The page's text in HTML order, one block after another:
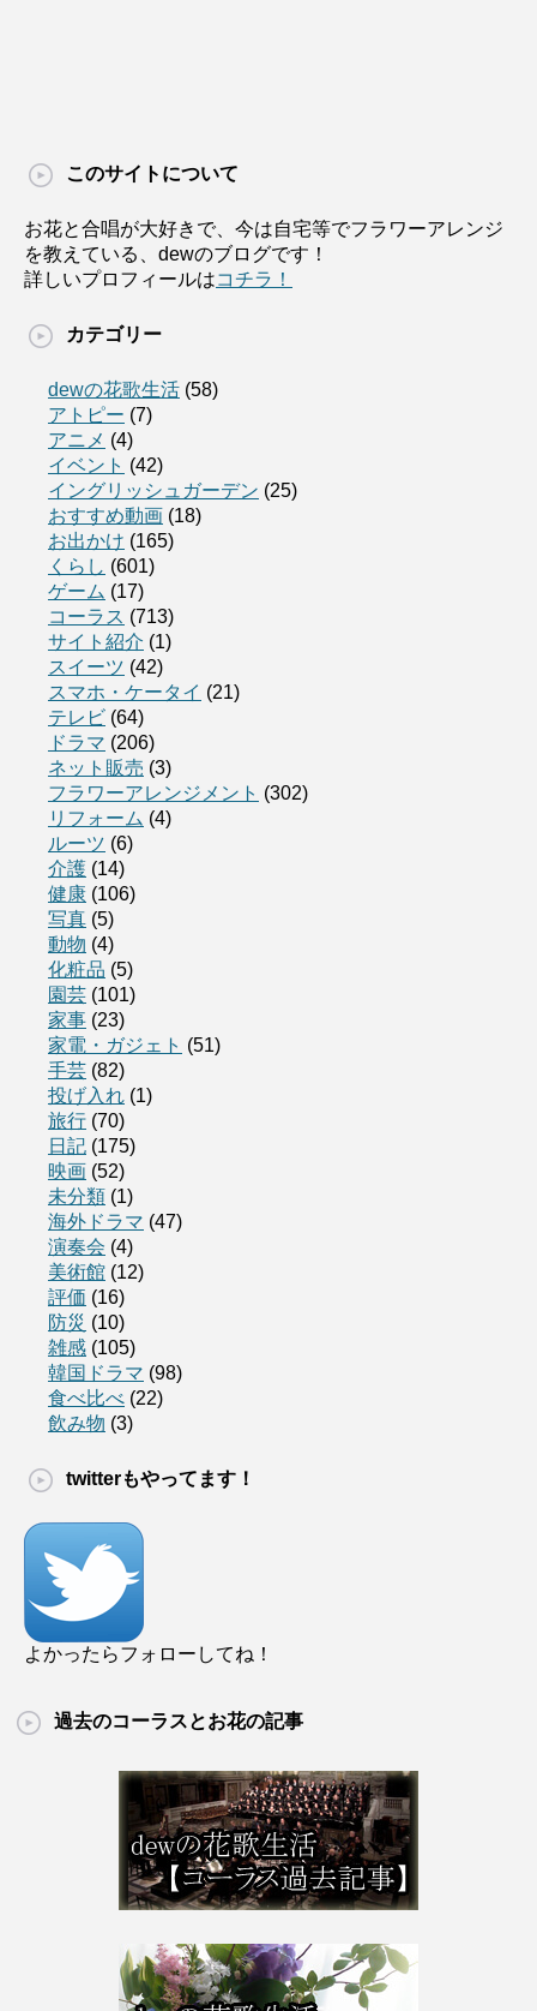
このサイトについて
お花と合唱が大好きで、今は自宅等でフラワーアレンジ
を教えている、dewのブログです！
詳しいプロフィールはコチラ！
カテゴリー
dewの花歌生活 (58)
アトピー (7)
アニメ (4)
イベント (42)
イングリッシュガーデン (25)
おすすめ動画 (18)
お出かけ (165)
くらし (601)
ゲーム (17)
コーラス (713)
サイト紹介 (1)
スイーツ (42)
スマホ・ケータイ (21)
テレビ (64)
ドラマ (206)
ネット販売 (3)
フラワーアレンジメント (302)
リフォーム (4)
ルーツ (6)
介護 (14)
健康 (106)
写真 (5)
動物 (4)
化粧品 (5)
園芸 (101)
家事 (23)
家電・ガジェト (51)
手芸 (82)
投げ入れ (1)
旅行 (70)
日記 (175)
映画 (52)
未分類 (1)
海外ドラマ (47)
演奏会 (4)
美術館 (12)
評価 (16)
防災 (10)
雑感 (105)
韓国ドラマ (98)
食べ比べ (22)
飲み物 (3)
twitterもやってます！
よかったらフォローしてね！
過去のコーラスとお花の記事